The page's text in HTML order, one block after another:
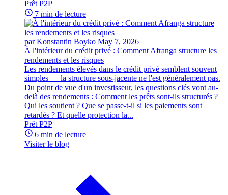
Prêt P2P
7 min de lecture
par Konstantin Boyko May 7, 2026
À l'intérieur du crédit privé : Comment Afranga structure les
rendements et les risques
Les rendements élevés dans le crédit privé semblent souvent
simples — la structure sous-jacente ne l'est généralement pas.
Du point de vue d'un investisseur, les questions clés vont au-
delà des rendements : Comment les prêts sont-ils structurés ?
Qui les soutient ? Que se passe-t-il si les paiements sont
retardés ? Et quelle protection la...
Prêt P2P
6 min de lecture
Visiter le blog